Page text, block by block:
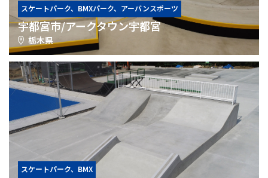
スケートパーク、BMXパーク、アーバンスポーツ
宇都宮市/アークタウン宇都宮
栃木県
スケートパーク、BMX